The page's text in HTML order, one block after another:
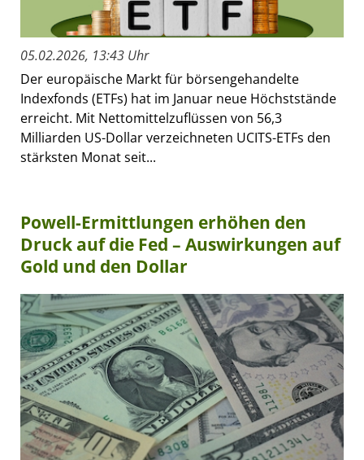
05.02.2026, 13:43 Uhr
Der europäische Markt für börsengehandelte
Indexfonds (ETFs) hat im Januar neue Höchststände
erreicht. Mit Nettomittelzuflüssen von 56,3
Milliarden US-Dollar verzeichneten UCITS-ETFs den
stärksten Monat seit...
Powell-Ermittlungen erhöhen den
Druck auf die Fed – Auswirkungen auf
Gold und den Dollar